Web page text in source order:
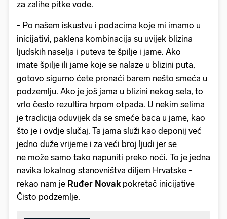
za zalihe pitke vode.
- Po našem iskustvu i podacima koje mi imamo u
inicijativi, paklena kombinacija su uvijek blizina
ljudskih naselja i puteva te špilje i jame. Ako
imate špilje ili jame koje se nalaze u blizini puta,
gotovo sigurno ćete pronaći barem nešto smeća u
podzemlju. Ako je još jama u blizini nekog sela, to
vrlo često rezultira hrpom otpada. U nekim selima
je tradicija oduvijek da se smeće baca u jame, kao
što je i ovdje slučaj. Ta jama služi kao deponij već
jedno duže vrijeme i za veći broj ljudi jer se
ne može samo tako napuniti preko noći. To je jedna
navika lokalnog stanovništva diljem Hrvatske -
rekao nam je Ruđer Novak pokretač inicijative
Čisto podzemlje.